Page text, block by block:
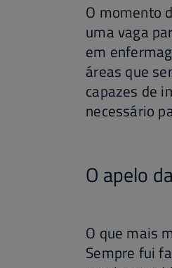
O momento
uma vaga
em
áreas que
capazes de
necessário
O apelo
O que mais
Sempre fui